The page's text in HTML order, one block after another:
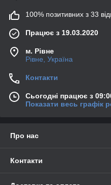
100% позитивних з 33
Працює з 19.03.2020
м. Рівне
Рівне, Україна
Контакти
Сьогодні працює з
Показати весь графік
Про нас
Контакти